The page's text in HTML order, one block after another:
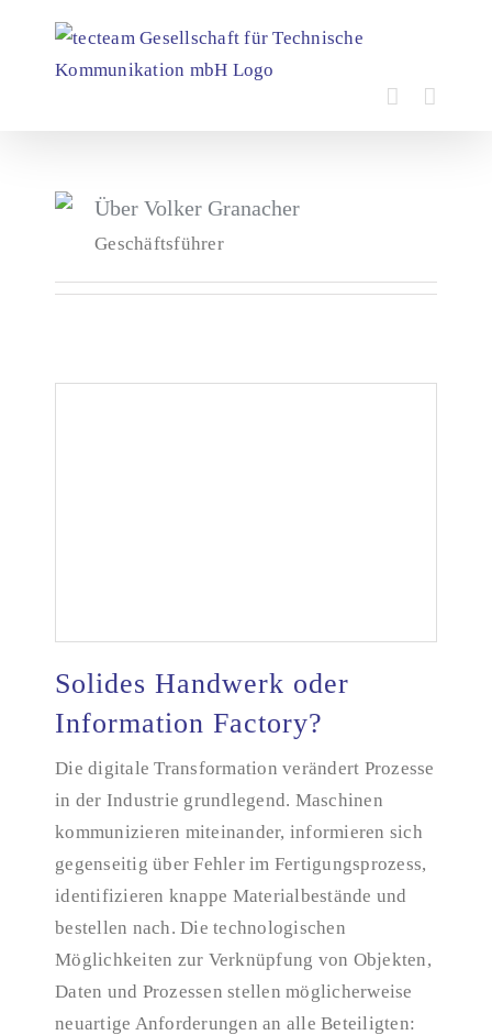
springen
Über Volker Granacher
Geschäftsführer
Solides Handwerk oder Information Factory?
Solides Handwerk oder
Information Factory?
Die digitale Transformation verändert Prozesse
in der Industrie grundlegend. Maschinen
kommunizieren miteinander, informieren sich
gegenseitig über Fehler im Fertigungsprozess,
identifizieren knappe Materialbestände und
bestellen nach. Die technologischen
Möglichkeiten zur Verknüpfung von Objekten,
Daten und Prozessen stellen möglicherweise
neuartige Anforderungen an alle Beteiligten: